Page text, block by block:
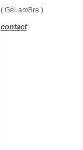
( GéLamBre )
contact